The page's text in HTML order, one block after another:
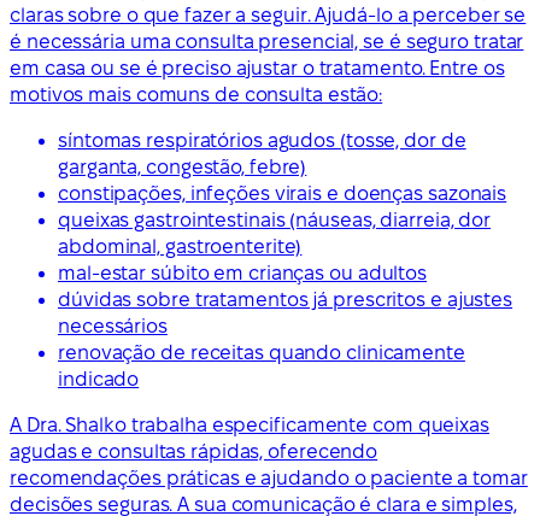
claras sobre o que fazer a seguir. Ajudá-lo a perceber se
é necessária uma consulta presencial, se é seguro tratar
em casa ou se é preciso ajustar o tratamento. Entre os
motivos mais comuns de consulta estão:
síntomas respiratórios agudos (tosse, dor de
garganta, congestão, febre)
constipações, infeções virais e doenças sazonais
queixas gastrointestinais (náuseas, diarreia, dor
abdominal, gastroenterite)
mal-estar súbito em crianças ou adultos
dúvidas sobre tratamentos já prescritos e ajustes
necessários
renovação de receitas quando clinicamente
indicado
A Dra. Shalko trabalha especificamente com queixas
agudas e consultas rápidas, oferecendo
recomendações práticas e ajudando o paciente a tomar
decisões seguras. A sua comunicação é clara e simples,